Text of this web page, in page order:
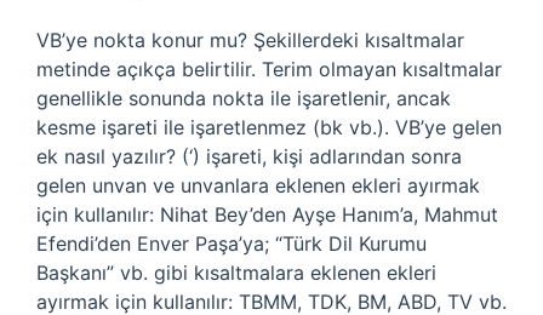
VB’ye nokta konur mu? Şekillerdeki kısaltmalar
metinde açıkça belirtilir. Terim olmayan kısaltmalar
genellikle sonunda nokta ile işaretlenir, ancak
kesme işareti ile işaretlenmez (bk vb.). VB’ye gelen
ek nasıl yazılır? (‘) işareti, kişi adlarından sonra
gelen unvan ve unvanlara eklenen ekleri ayırmak
için kullanılır: Nihat Bey’den Ayşe Hanım’a, Mahmut
Efendi’den Enver Paşa’ya; “Türk Dil Kurumu
Başkanı” vb. gibi kısaltmalara eklenen ekleri
ayırmak için kullanılır: TBMM, TDK, BM, ABD, TV vb.